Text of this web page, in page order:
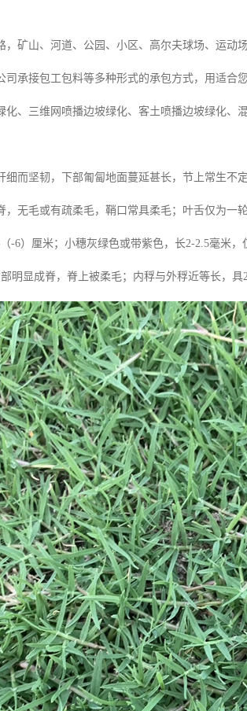
，矿山、河道、公园、小区、高尔夫球场、运动
司承接包工包料等多种形式的承包方式，用适合
化、三维网喷播边坡绿化、客土喷播边坡绿化
细而坚韧，下部匍匐地面蔓延甚长，节上常生不
，无毛或有疏柔毛，鞘口常具柔毛；叶舌仅为一
-6）厘米；小穗灰绿色或带紫色，长2-2.5毫米
明显成脊，脊上被柔毛；内稃与外稃近等长，